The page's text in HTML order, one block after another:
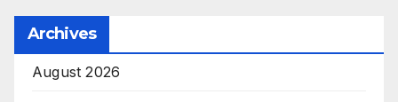
Archives
August 2026